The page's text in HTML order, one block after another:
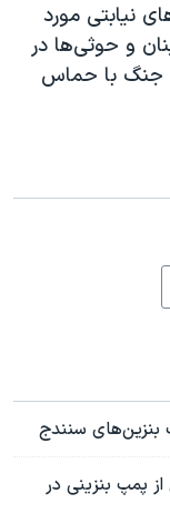
نیابتی مورد
و حوثی‌ها در
جنگ با حماس
بنزین‌های سنندج
پمپ بنزینی در